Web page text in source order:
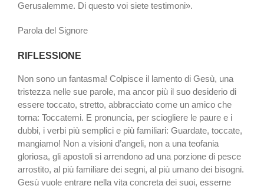
Gerusalemme. Di questo voi siete testimoni».
Parola del Signore
RIFLESSIONE
Non sono un fanta­sma! Colpisce il la­mento di Gesù, una
tristezza nelle sue parole, ma ancor più il suo desiderio di
essere toccato, stretto, ab­bracciato come un amico che
torna: Toccatemi. E pronun­cia, per sciogliere le paure e i
dubbi, i verbi più semplici e più familiari: Guardate, toc­cate,
mangiamo! Non a visio­ni d’angeli, non a una teofa­nia
gloriosa, gli apostoli si ar­rendono ad una porzione di pesce
arrostito, al più fami­liare dei segni, al più umano dei bisogni.
Gesù vuole en­trare nella vita concreta dei suoi, esserne